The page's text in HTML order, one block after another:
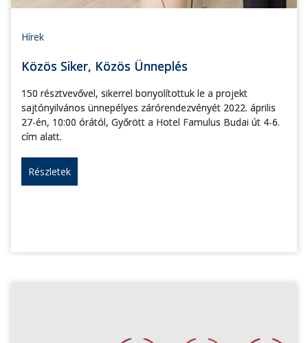
Hírek
Közös Siker, Közös Ünneplés
150 résztvevővel, sikerrel bonyolítottuk le a projekt
sajtónyilvános ünnepélyes zárórendezvényét 2022. április
27-én, 10:00 órától, Győrött a Hotel Famulus Budai út 4-6.
cím alatt.
Részletek